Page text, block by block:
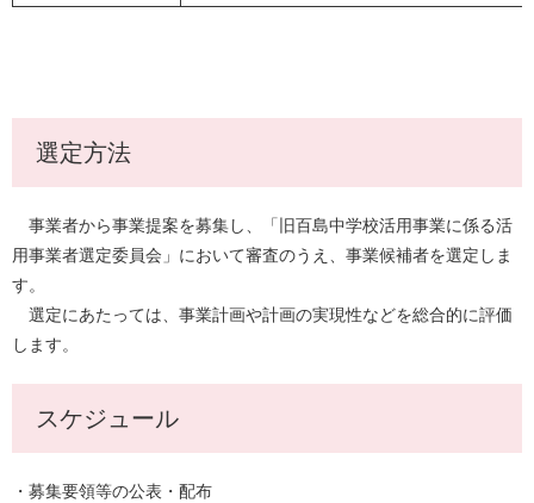
選定方法
事業者から事業提案を募集し、「旧百島中学校活用事業に係る活
用事業者選定委員会」において審査のうえ、事業候補者を選定しま
す。
選定にあたっては、事業計画や計画の実現性などを総合的に評価
します。
スケジュール
・募集要領等の公表・配布